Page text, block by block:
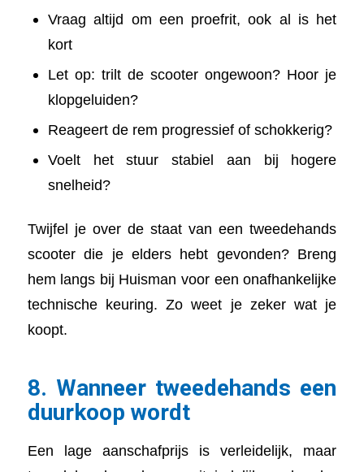
Vraag altijd om een proefrit, ook al is het
kort
Let op: trilt de scooter ongewoon? Hoor je
klopgeluiden?
Reageert de rem progressief of schokkerig?
Voelt het stuur stabiel aan bij hogere
snelheid?
Twijfel je over de staat van een tweedehands
scooter die je elders hebt gevonden? Breng
hem langs bij Huisman voor een onafhankelijke
technische keuring. Zo weet je zeker wat je
koopt.
8. Wanneer tweedehands een
duurkoop wordt
Een lage aanschafprijs is verleidelijk, maar